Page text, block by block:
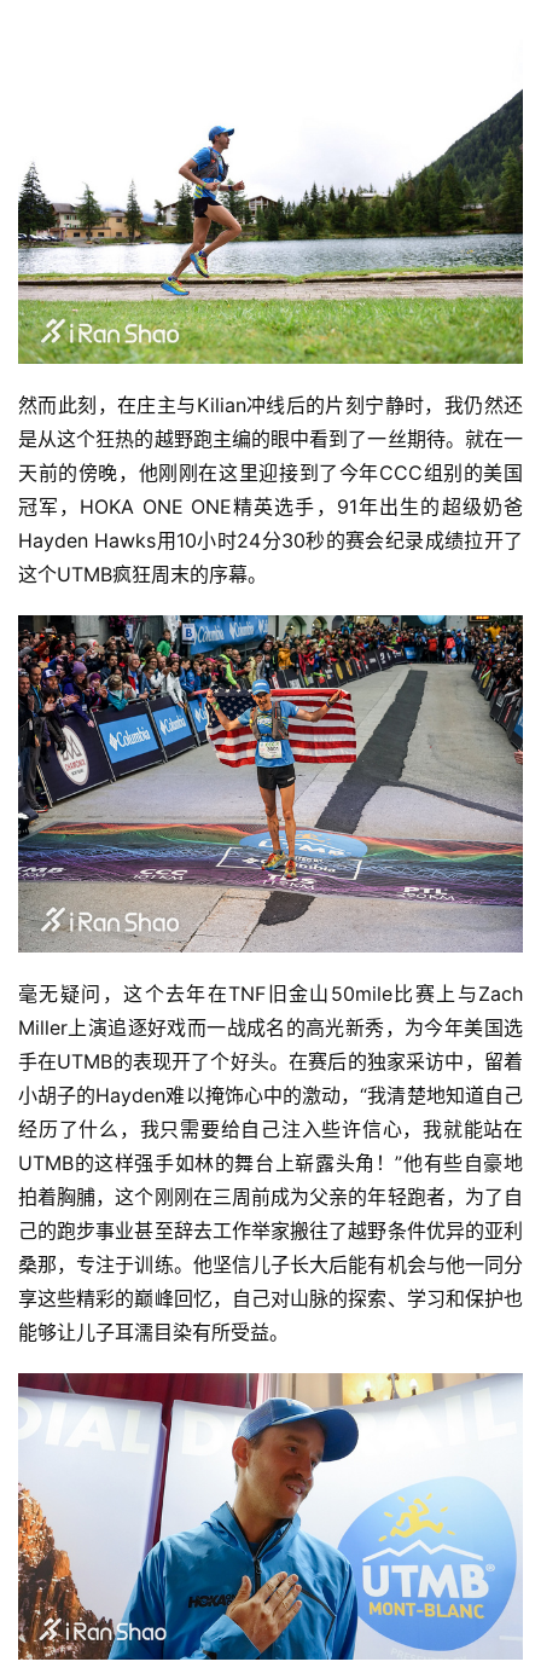
然而此刻，在庄主与Kilian冲线后的片刻宁静时，我仍然还
是从这个狂热的越野跑主编的眼中看到了一丝期待。就在一
天前的傍晚，他刚刚在这里迎接到了今年CCC组别的美国
冠军，HOKA ONE ONE精英选手，91年出生的超级奶爸
Hayden Hawks用10小时24分30秒的赛会纪录成绩拉开了
这个UTMB疯狂周末的序幕。
毫无疑问，这个去年在TNF旧金山50mile比赛上与Zach
Miller上演追逐好戏而一战成名的高光新秀，为今年美国选
手在UTMB的表现开了个好头。在赛后的独家采访中，留着
小胡子的Hayden难以掩饰心中的激动，“我清楚地知道自己
经历了什么，我只需要给自己注入些许信心，我就能站在
UTMB的这样强手如林的舞台上崭露头角！”他有些自豪地
拍着胸脯，这个刚刚在三周前成为父亲的年轻跑者，为了自
己的跑步事业甚至辞去工作举家搬往了越野条件优异的亚利
桑那，专注于训练。他坚信儿子长大后能有机会与他一同分
享这些精彩的巅峰回忆，自己对山脉的探索、学习和保护也
能够让儿子耳濡目染有所受益。